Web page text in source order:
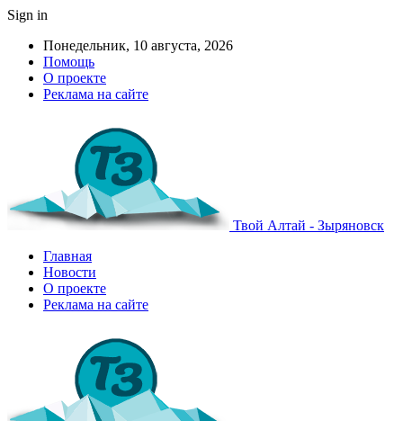
Sign in
Понедельник, 10 августа, 2026
Помощь
О проекте
Реклама на сайте
Твой Алтай - Зыряновск
Главная
Новости
О проекте
Реклама на сайте